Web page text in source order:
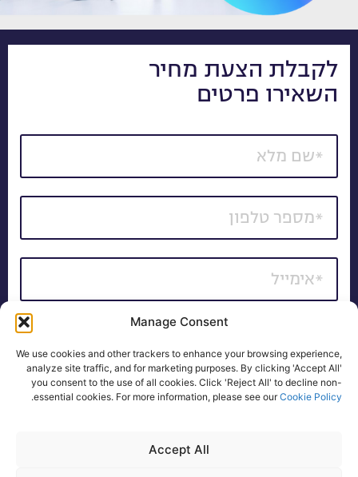
Manage Consent
We use cookies and other trackers to enhance your browsing experience,
analyze site traffic, and for marketing purposes. By clicking 'Accept All'
you consent to the use of all cookies. Click 'Reject All' to decline non-
essential cookies. For more information, please see ourCookie Policy
.
Accept All
לקבלת הצעת מחיר
השאירו פרטים
אני מאשר/ת קבלת דיוור של חומרים פרסומיים, הצעות
שיווקיות ועדכונים באמצעי המדיה השונים, לרבות בדואר
אלקטרוני, SMS ו/או שיחה טלפונית.
לקבלת פרטים